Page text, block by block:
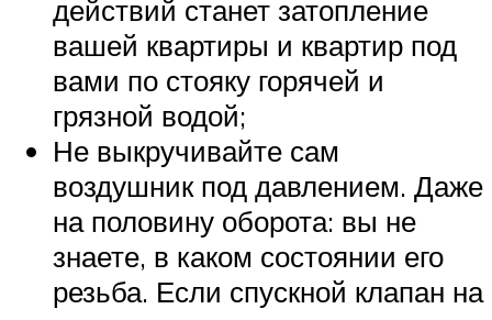
действий станет затопление
вашей квартиры и квартир под
вами по стояку горячей и
грязной водой;
Не выкручивайте сам
воздушник под давлением. Даже
на половину оборота: вы не
знаете, в каком состоянии его
резьба. Если спускной клапан на